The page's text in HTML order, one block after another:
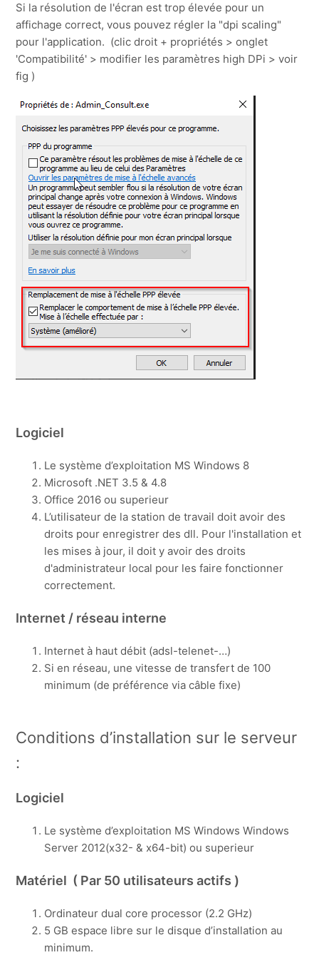
Si la résolution de l'écran est trop élevée pour un
affichage correct, vous pouvez régler la "dpi scaling"
pour l'application. (clic droit + propriétés > onglet
'Compatibilité' > modifier les paramètres high DPi > voir
fig )
Logiciel
Le système d’exploitation MS Windows 8
Microsoft .NET 3.5 & 4.8
Office 2016 ou superieur
L’utilisateur de la station de travail doit avoir des
droits pour enregistrer des dll. Pour l'installation et
les mises à jour, il doit y avoir des droits
d'administrateur local pour les faire fonctionner
correctement.
Internet / réseau interne
Internet à haut débit (adsl-telenet-…)
Si en réseau, une vitesse de transfert de 100
minimum (de préférence via câble fixe)
Conditions d’installation sur le serveur
:
Logiciel
Le système d’exploitation MS Windows Windows
Server 2012(x32- & x64-bit) ou superieur
Matériel ( Par 50 utilisateurs actifs )
Ordinateur dual core processor (2.2 GHz)
5 GB espace libre sur le disque d’installation au
minimum.